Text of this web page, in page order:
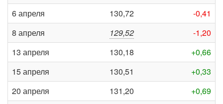
6 апреля
130,72
-0,41
8 апреля
129,52
-1,20
13 апреля
130,18
+0,66
15 апреля
130,51
+0,33
20 апреля
131,20
+0,69